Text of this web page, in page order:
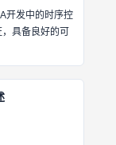
开发中的时序控
具备良好的可